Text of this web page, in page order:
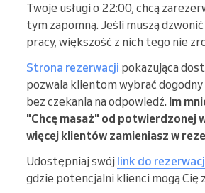
Twoje usługi o 22:00, chcą
tym zapomną. Jeśli muszą
pracy, większość z nich tego nie
Strona rezerwacji pokazująca
pozwala klientom wybrać
bez czekania na odpowiedź. Im
"Chcę masaż" od potwierdzonej
więcej klientów zamieniasz w
Udostępniaj swój link do
gdzie potencjalni klienci mogą Cię